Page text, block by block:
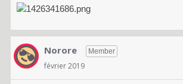
Norore Member
février 2019